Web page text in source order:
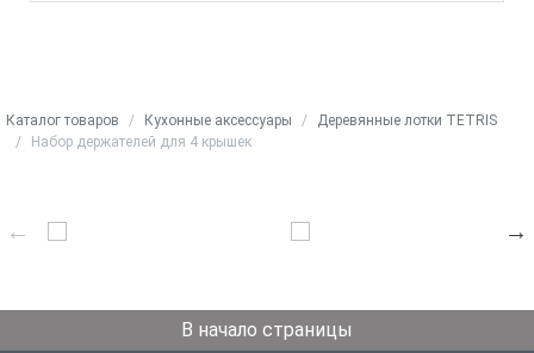
Каталог товаров Кухонные аксессуары
Деревянные лотки TETRIS
Набор держателей для 4 крышек
В начало страницы